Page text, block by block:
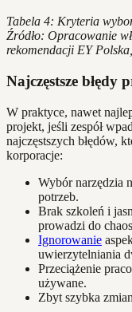
Tabela 4: Kryteria
Źródło: Opracowanie
rekomendacji EY
Najczęstsze
W praktyce, nawet
projekt, jeśli zespół
najczęstszych błędów,
korporacje:
Wybór narzędzia
potrzeb.
Brak szkoleń i
prowadzi do
Ignorowanie
uwierzytelniania
Przeciążenie
używane.
Zbyt szybka